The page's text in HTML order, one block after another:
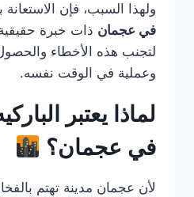
ولهذا السبب، فإن الاستعانة
في عجمان ذات خبرة
لتجنب هذه الأخطاء
وعملية في الوقت نفسه.
لماذا يعتبر
في عجمان؟
لأن عجمان مدينة تهتم